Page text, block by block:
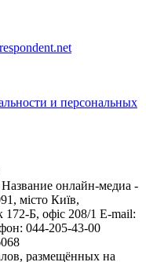
и персональных
онлайн-медиа -
місто Київ,
Б, офіс 208/1 E-mail:
044-205-43-00
размещённых на